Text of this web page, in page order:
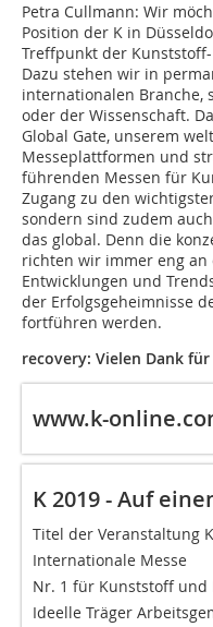
Petra Cullmann: Wir
Position der K in
Treffpunkt der
Dazu stehen wir in
internationalen Branche,
oder der Wissenschaft.
Global Gate, unserem
Messeplattformen und
führenden Messen für
Zugang zu den
sondern sind zudem
das global. Denn die
richten wir immer eng an
Entwicklungen und
der Erfolgsgeheimnisse
fortführen werden.
recovery: Vielen Dank
www.k-
K 2019 - Auf
Titel der Veranstaltung
Internationale Messe
Nr. 1 für Kunststoff und
Ideelle Träger